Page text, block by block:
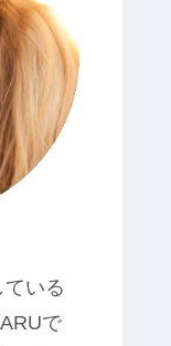
いる
で